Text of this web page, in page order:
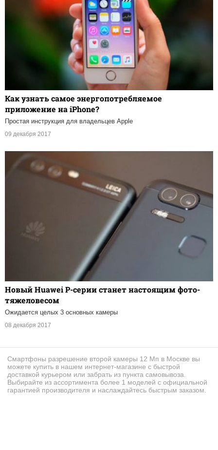
Как узнать самое энергопотребляемое
приложение на iPhone?
Простая инструкция для владельцев Apple
09 декабря 2017
Новый Huawei P-серии станет настоящим фото-
тяжеловесом
Ожидается целых 3 основных камеры
08 декабря 2017
Смартфоны разрешение второй камеры 12 Мп в Москве вы
можете купить в нашем интернет-магазине с быстрой
доставкой курьером или забрать из пункта самовывоза.
Выбирайте из ассортимента более 1 моделей с официальной
гарантией производителя и наслаждайтесь быстрым заказом.